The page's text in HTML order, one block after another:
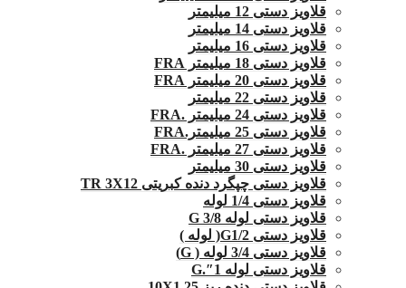
قلاویز دستی 12 میلیمتر
قلاویز دستی 14 میلیمتر
قلاویز دستی 16 میلیمتر
قلاویز دستی 18 میلیمتر FRA
قلاویز دستی 20 میلیمتر FRA
قلاویز دستی 22 میلیمتر
قلاویز دستی 24 میلیمتر .FRA
قلاویز دستی 25 میلیمتر.FRA
قلاویز دستی 27 میلیمتر .FRA
قلاویز دستی 30 میلیمتر
قلاویز دستی چپگرد دنده کبریتی TR 3X12
قلاویز دستی 1/4 لوله
قلاویز دستی لوله G 3/8
قلاویز دستی G1/2( لوله )
قلاویز دستی 3/4 لوله ( G)
قلاویز دستی لوله 1″.G